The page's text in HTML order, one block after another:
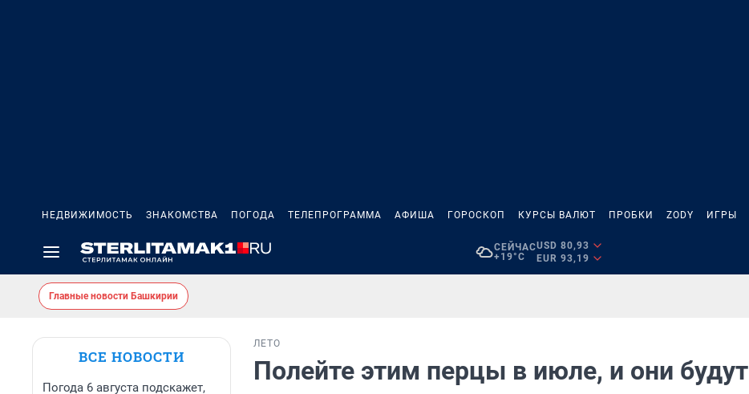
НЕДВИЖИМОСТЬ ЗНАКОМСТВА ПОГОДА ТЕЛЕПРОГРАММА АФИША ГОРОСКОП КУРСЫ ВАЛЮТ ПРОБКИ ZODY ИГРЫ
СЕЙЧАС
+19°C
USD 80,93
EUR 93,19
Главные новости Башкирии
ВСЕ НОВОСТИ
Погода 6 августа подскажет,
ЛЕТО
Полейте этим перцы в июле, и они будут